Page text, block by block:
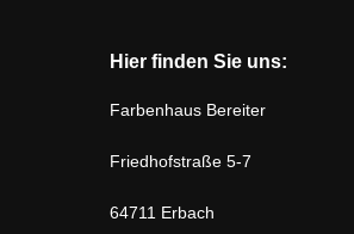
Hier finden Sie uns:
Farbenhaus Bereiter
Friedhofstraße 5-7
64711 Erbach